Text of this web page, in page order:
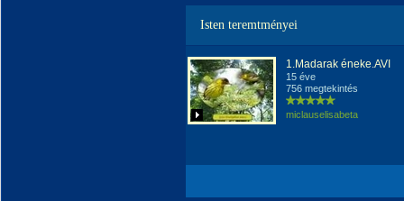
Isten teremtményei
1.Madarak éneke.AVI
15 éve
756 megtekintés
miclauselisabeta